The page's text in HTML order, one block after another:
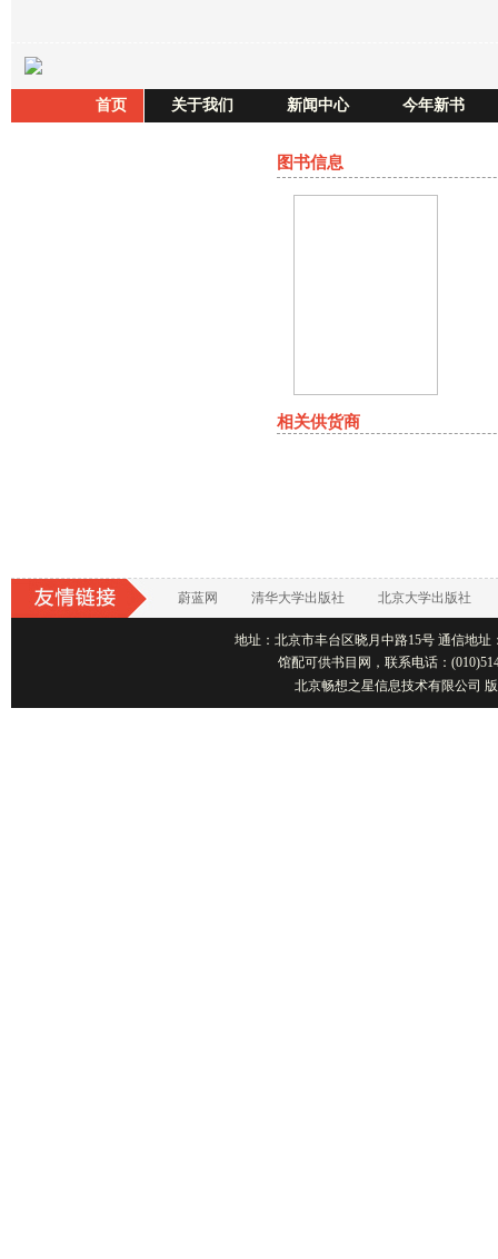
首页 关于我们 新闻中心 今年新书
图书信息
相关供货商
蔚蓝网 清华大学出版社 北京大学出版社
地址：北京市丰台区晓月中路15号 通信地址
馆配可供书目网，联系电话：
北京畅想之星信息技术有限公司